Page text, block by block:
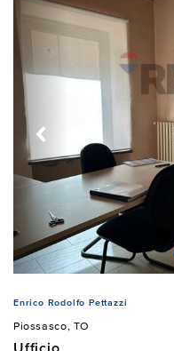
Enrico Rodolfo Pettazzi
Piossasco, TO